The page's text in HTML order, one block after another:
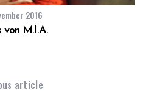
2016
von M.I.A.
article